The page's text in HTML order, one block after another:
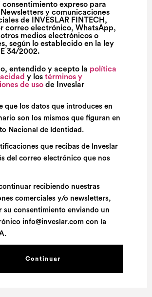
consentimiento expreso para
y comunicaciones
de INVESLAR FINTECH,
correo electrónico, WhatsApp,
medios electrónicos o
según lo establecido en la ley
34/2002.
entendido y acepto la política
y los términos y
de uso de Inveslar
que los datos que introduces en
son los mismos que figuran en
Nacional de Identidad.
que recibas de Inveslar
del correo electrónico que nos
recibiendo nuestras
comerciales y/o newsletters,
su consentimiento enviando un
info@inveslar.com con la
Continuar